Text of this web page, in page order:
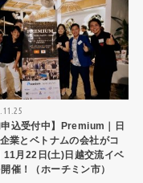
申込受付中】Premium｜日
業とベトナムの会社がコ
11月22日(土)日越交流イベ
催！（ホーチミン市）